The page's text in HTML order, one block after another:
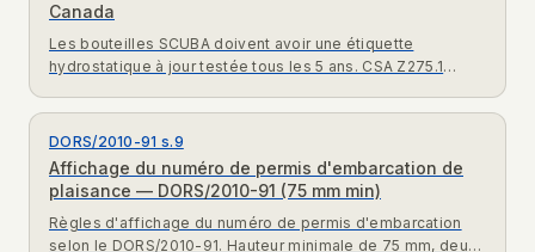
Canada
Les bouteilles SCUBA doivent avoir une étiquette
hydrostatique à jour testée tous les 5 ans. CSA Z275.1
Canada.
DORS/2010-91 s.9
Affichage du numéro de permis d'embarcation de
plaisance — DORS/2010-91 (75 mm min)
Règles d'affichage du numéro de permis d'embarcation
selon le DORS/2010-91. Hauteur minimale de 75 mm, deux